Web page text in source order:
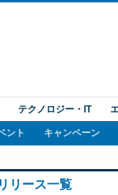
テクノロジー・IT
ント キャンペーン
リース一覧